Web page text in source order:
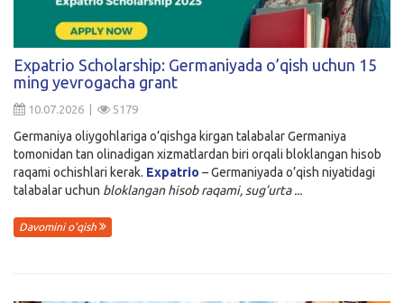
Qidirish
Kirish
Expatrio Scholarship: Germaniyada o’qish uchun 15
ming yevrogacha grant
10.07.2026 | 5179
Germaniya oliygohlariga o’qishga kirgan talabalar Germaniya
tomonidan tan olinadigan xizmatlardan biri orqali bloklangan hisob
raqami ochishlari kerak. Expatrio – Germaniyada o’qish niyatidagi
talabalar uchun bloklangan hisob raqami, sug’urta ...
Davomini o'qish